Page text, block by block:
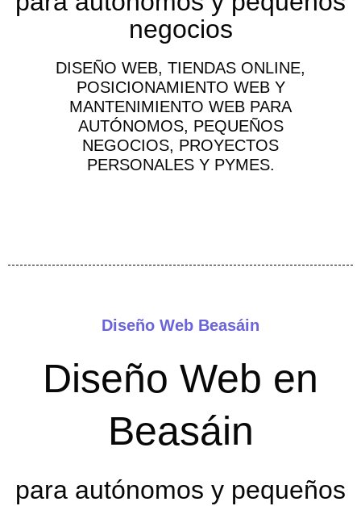
negocios
DISEÑO WEB, TIENDAS ONLINE,
POSICIONAMIENTO WEB Y
MANTENIMIENTO WEB PARA
AUTÓNOMOS, PEQUEÑOS
NEGOCIOS, PROYECTOS
PERSONALES Y PYMES.
Diseño Web Beasáin
Diseño Web en
Beasáin
para autónomos y pequeños